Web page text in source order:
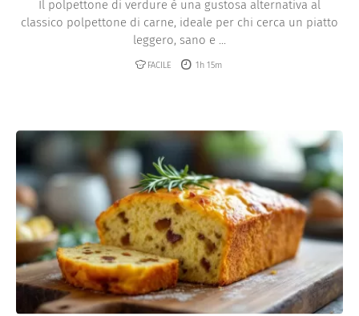
Il polpettone di verdure è una gustosa alternativa al
classico polpettone di carne, ideale per chi cerca un piatto
leggero, sano e ...
FACILE 1h 15m